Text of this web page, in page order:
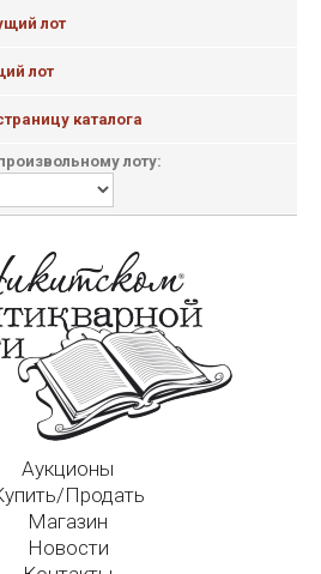
лот
лот
каталога
лоту:
Аукционы
Продать
Магазин
Новости